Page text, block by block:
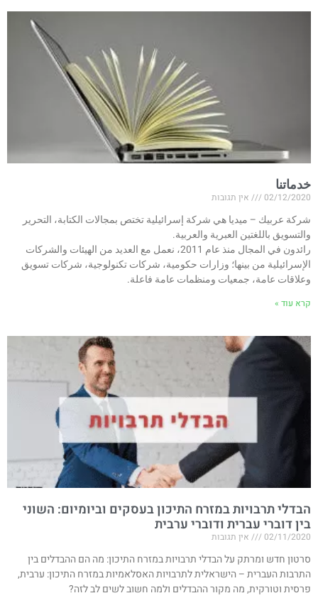
خدماتنا
02/12/2020 אין תגובות
شركة عربيك – ميديا هي شركة إسرائيلية تختص بمجالات الكتابة، التحرير
والتسويق باللغتين العبرية والعربية.
رائدون في المجال منذ عام 2011، نعمل مع العديد من الهيئات والشركات
الإسرائيلية من بينها؛ وزارات حكومية، شركات تكنولوجية، شركات تسويق
وعلاقات عامة، جمعيات ومنظمات عامة فاعلة.
קרא עוד »
הבדלי תרבויות במזרח התיכון בעסקים וביומיום: השוני
בין דוברי עברית ודוברי ערבית
02/11/2020 אין תגובות
סרטון חדש ומרתק על הבדלי תרבויות במזרח התיכון: מה הם ההבדלים בין
התרבות העברית – הישראלית לתרבויות האסלאמיות במזרח התיכון: ערבית,
פרסית וטורקית, מה מקור ההבדלים ולמה חשוב לשים לב לזה?